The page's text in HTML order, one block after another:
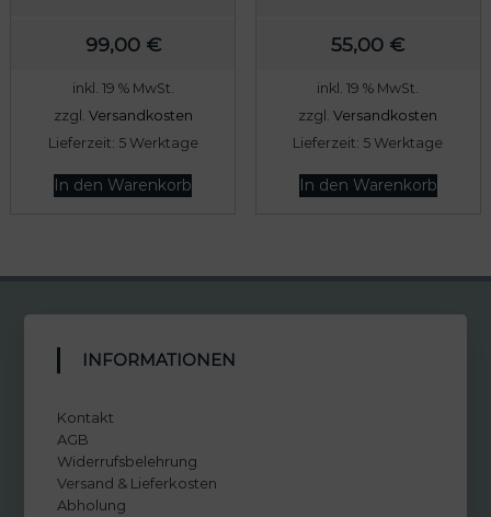
99,00 €
inkl. 19 % MwSt.
zzgl. Versandkosten
Lieferzeit: 5 Werktage
In den Warenkorb
55,00 €
inkl. 19 % MwSt.
zzgl.Versandkosten
Lieferzeit: 5 Werktage
In den Warenkorb
INFORMATIONEN
Kontakt
AGB
Widerrufsbelehrung
Versand & Lieferkosten
Abholung